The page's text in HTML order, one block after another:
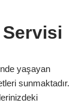
yaşayan
sunmaktadır.